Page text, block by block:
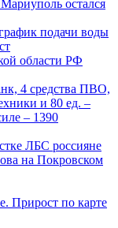
остался
подачи воды
области РФ
4 средства ПВО,
и 80 ед. –
– 1390
ЛБС россияне
на Покровском
Прирост по карте